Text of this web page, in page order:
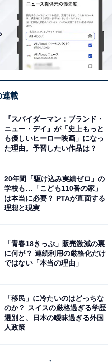
連載
『スパイダーマン：ブランド・
ニュー・デイ』が「史上もっと
も優しいヒーロー映画」になっ
た理由。予習したい作品は？
20年間「駆け込み実績ゼロ」の
学校も…「こども110番の家」
は本当に必要？ PTAが直面する
理想と現実
「青春18きっぷ」販売激減の裏
に何が？ 連続利用の厳格化だけ
ではない「本当の理由」
「移民」に冷たいのはどっちな
のか？ スイスの厳格過ぎる学歴
選別と、日本の曖昧過ぎる外国
人政策